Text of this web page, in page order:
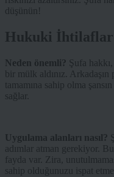
düşünün!
Hukuki
Neden önemli? Şufa
bir mülk aldınız.
tamamına sahip olma
sağlar.
Uygulama alanları nasıl?
adımlar atman gerekiyor.
fayda var. Zira,
sahip olduğunuzu ispat